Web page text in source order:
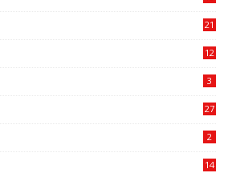
21
12
3
27
2
14